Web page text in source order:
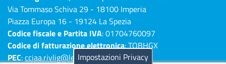
Via Tommaso Schiva 29 - 18100 Imperia
Piazza Europa 16 - 19124 La Spezia
Codice fiscale e Partita IVA: 01704760097
Codice di fatturazione elettronica: TQBHGX
PEC:cciaa.rivlig@legalmail.itImpostazioni Privacy